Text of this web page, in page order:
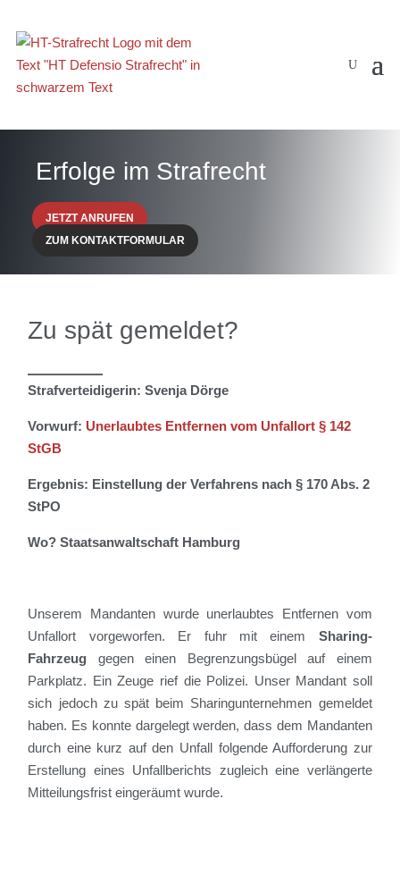
Erfolge im Strafrecht
JETZT ANRUFEN
ZUM KONTAKTFORMULAR
Zu spät gemeldet?
Strafverteidigerin: Svenja Dörge
Vorwurf: Unerlaubtes Entfernen vom Unfallort § 142
StGB
Ergebnis: Einstellung der Verfahrens nach § 170 Abs. 2
StPO
Wo? Staatsanwaltschaft Hamburg
Unserem Mandanten wurde unerlaubtes Entfernen vom
Unfallort vorgeworfen. Er fuhr mit einem Sharing-
Fahrzeug gegen einen Begrenzungsbügelauf einem
Parkplatz. Ein Zeuge rief die Polizei. Unser Mandant soll
sich jedochzu spät beim Sharingunternehmen gemeldet
haben. Es konnte dargelegt werden, dass dem Mandanten
durch eine kurz auf den Unfall folgende Aufforderung zur
Erstellung eines Unfallberichts zugleich eine verlängerte
Mitteilungsfrist eingeräumt wurde.